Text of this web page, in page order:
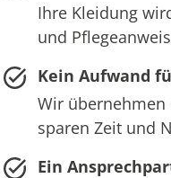
Ihre Kleidung
und
Kein Aufwand
Wir übernehmen
sparen Zeit und
Ein